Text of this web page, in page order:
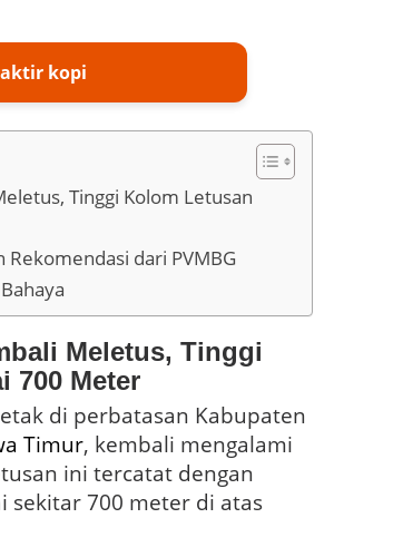
kopi
Tinggi Kolom Letusan
Rekomendasi dari PVMBG
Meletus, Tinggi
700 Meter
di perbatasan Kabupaten
Timur, kembali mengalami
ini tercatat dengan
sekitar 700 meter di atas